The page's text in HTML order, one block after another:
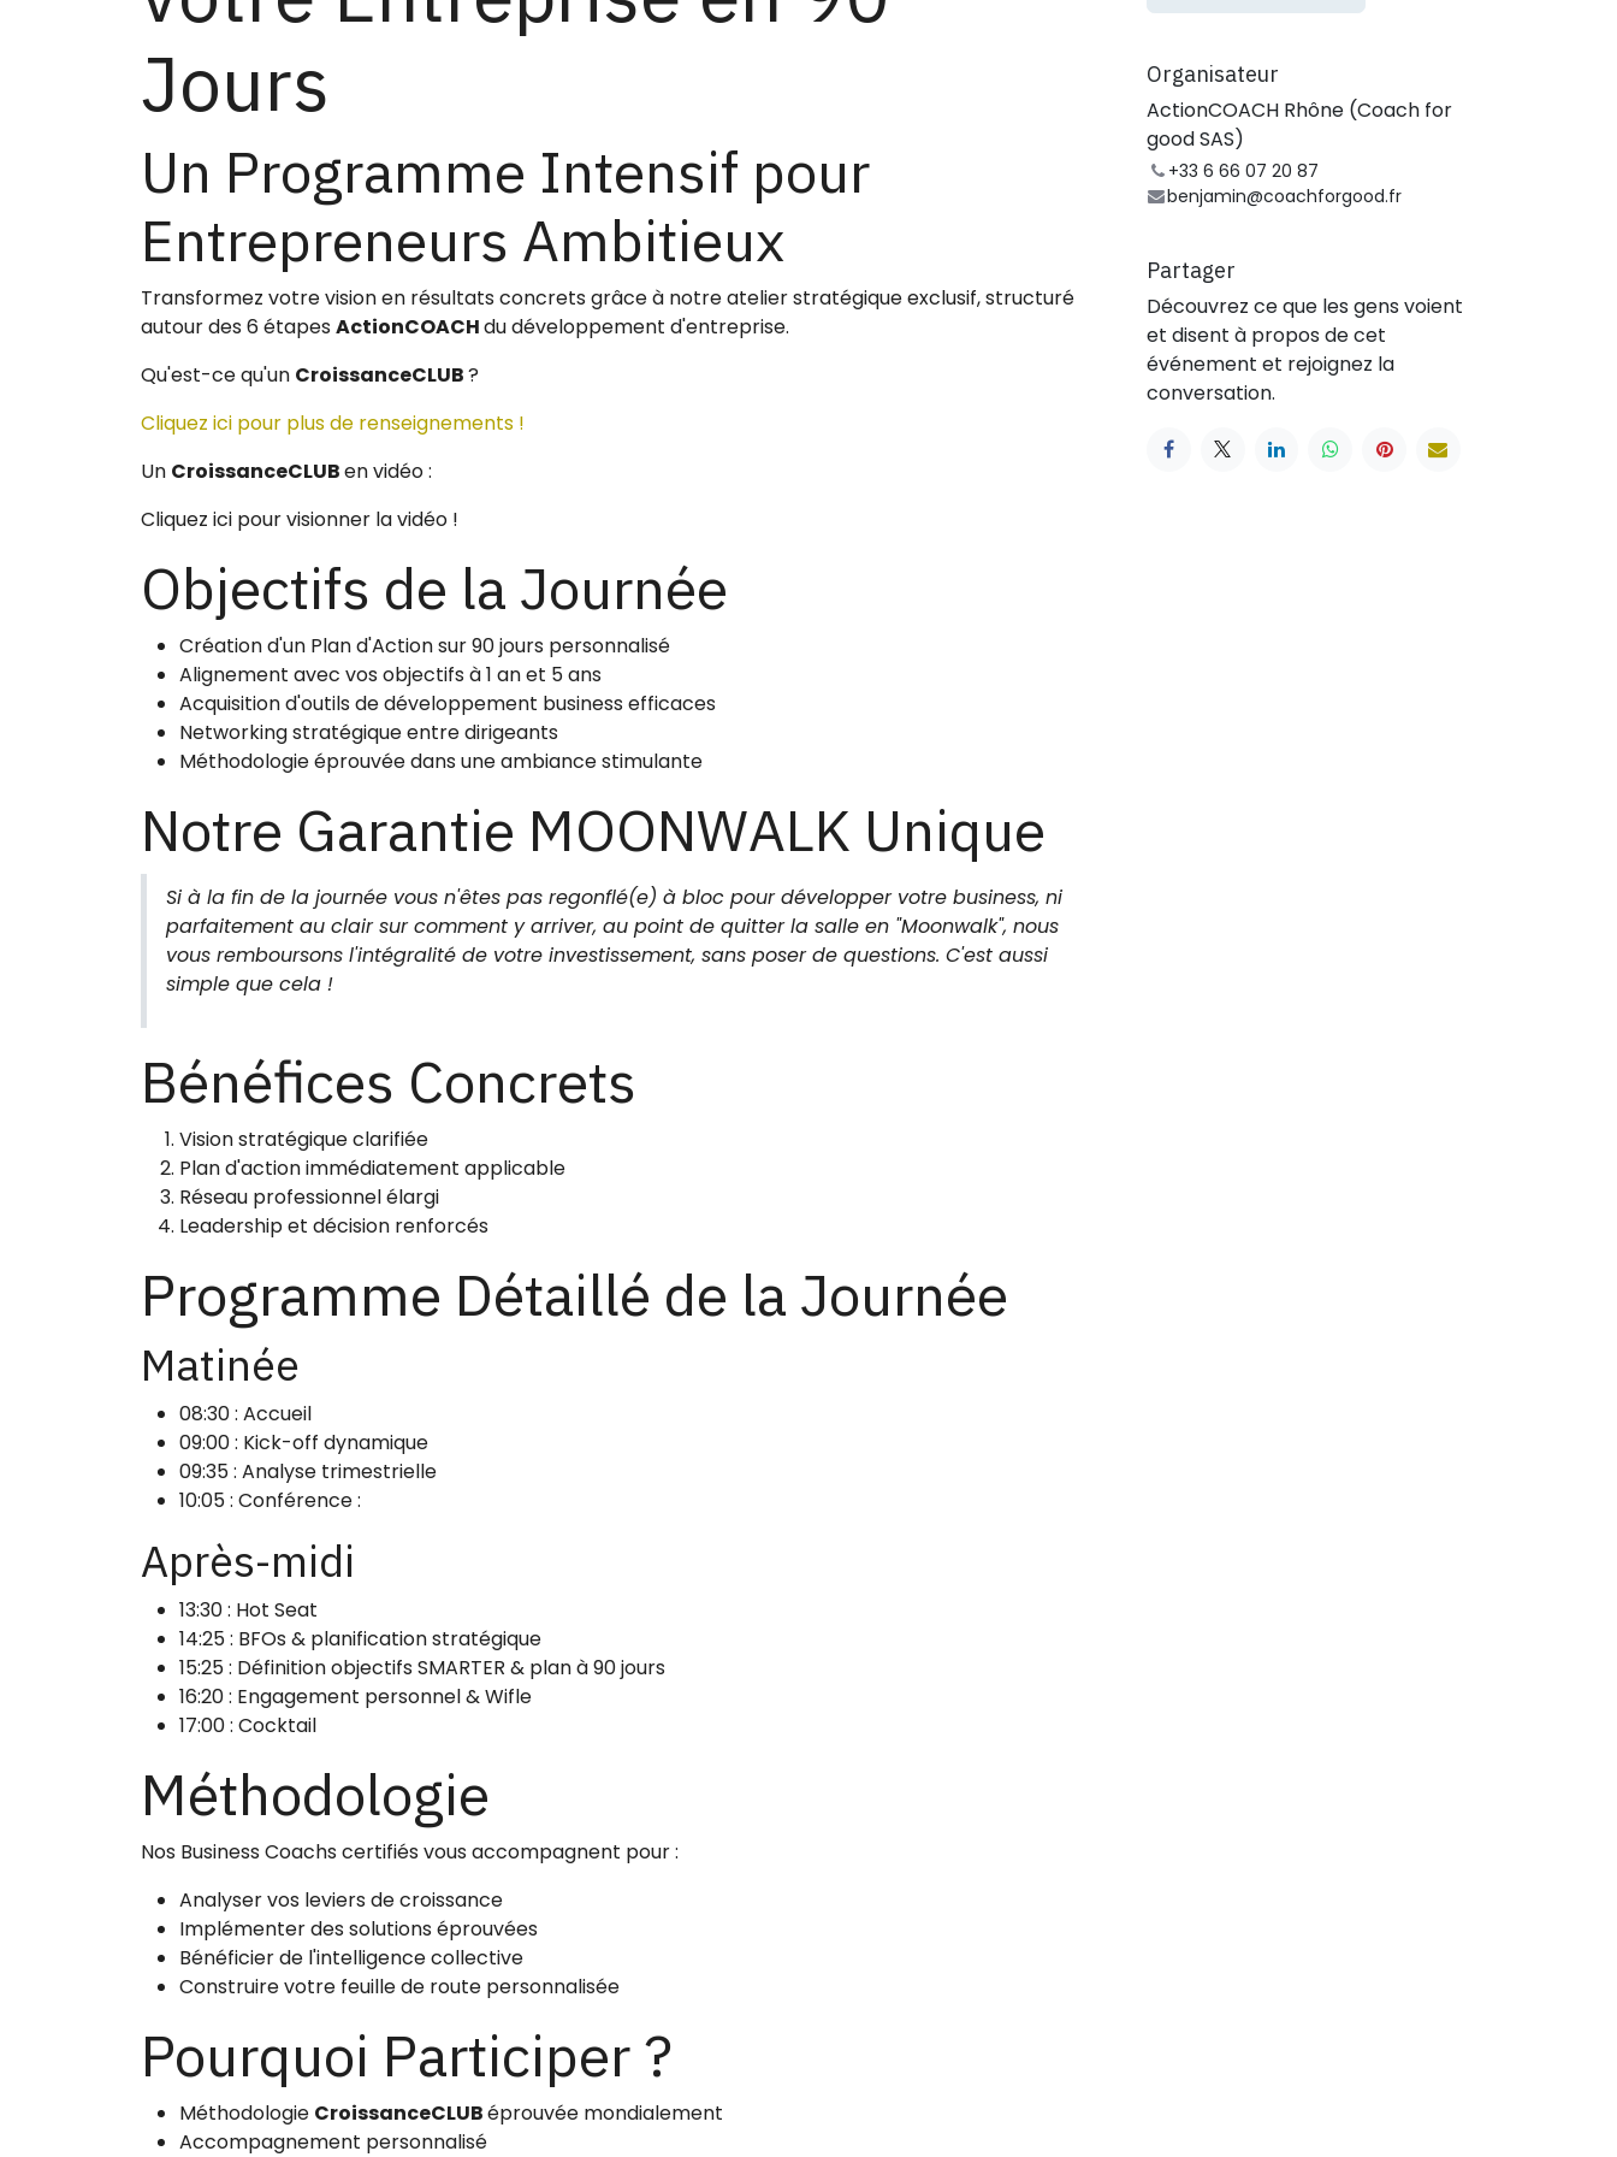
Jours
Un Programme Intensif pour
Entrepreneurs Ambitieux
Transformez votre vision en résultats concrets grâce à notre atelier stratégique exclusif, structuré
autour des 6 étapes ActionCOACHdu développement d'entreprise.
Qu'est-ce qu'un CroissanceCLUB?
Cliquez ici pour plus de renseignements !
Un CroissanceCLUBen vidéo : ​
Cliquez ici pour visionner la vidéo !
Objectifs de la Journée
Création d'un Plan d'Action sur 90 jours personnalisé
Alignement avec vos objectifs à 1 an et 5 ans
Acquisition d'outils de développement business efficaces
Networking stratégique entre dirigeants
Méthodologie éprouvée dans une ambiance stimulante
Notre Garantie MOONWALK Unique
​Si à la fin de la journée vous n'êtes pas regonflé(e) à bloc pour développer votre business, ni
parfaitement au clair sur comment y arriver, au point de quitter la salle en "Moonwalk", nous
vous remboursons l'intégralité de votre investissement, sans poser de questions. C'est aussi
simple que cela !
Bénéfices Concrets
Vision stratégique clarifiée
Plan d'action immédiatement applicable
Réseau professionnel élargi
Leadership et décision renforcés
Programme Détaillé de la Journée
Matinée
08:30 : Accueil
09:00 : Kick-off dynamique
09:35 : Analyse trimestrielle
10:05 : Conférence :
Après-midi
13:30 : Hot Seat
14:25 : BFOs & planification stratégique
15:25 : Définition objectifs SMARTER & plan à 90 jours
16:20 : Engagement personnel & Wifle
17:00 : Cocktail
Méthodologie
Nos Business Coachs certifiés vous accompagnent pour :
Analyser vos leviers de croissance
Implémenter des solutions éprouvées
Bénéficier de l'intelligence collective
Construire votre feuille de route personnalisée
Pourquoi Participer ?
Méthodologie CroissanceCLUBéprouvée mondialement
Accompagnement personnalisé
Organisateur
ActionCOACH Rhône (Coach for
good SAS)
+33 6 66 07 20 87
benjamin@coachforgood.fr
Partager
Découvrez ce que les gens voient
et disent à propos de cet
événement et rejoignez la
conversation.